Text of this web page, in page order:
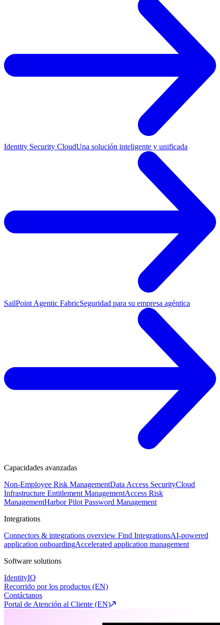
Identity Security CloudUna solución inteligente y unificada
SailPoint Agentic FabricSeguridad para su empresa agéntica
Capacidades avanzadas
Non-Employee Risk ManagementData Access SecurityCloud
Infrastructure Entitlement ManagementAccess Risk
ManagementHarbor Pilot Password Management
Integrations
Connectors & integrations overview Find IntegrationsAI-powered
application onboardingAccelerated application management
Software solutions
IdentityIQ
Recorrido por los productos (EN)
Contáctanos
Portal de Atención al Cliente (EN)